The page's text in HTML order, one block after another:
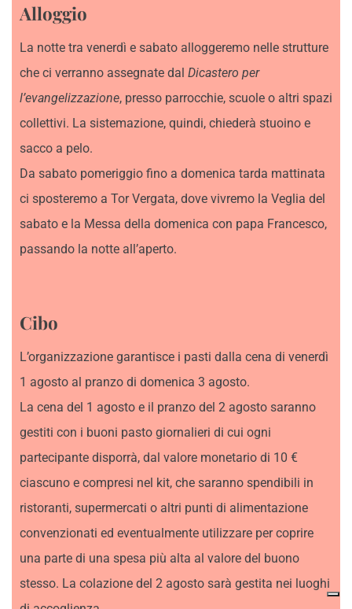
Alloggio
La notte tra venerdì e sabato alloggeremo nelle strutture
che ci verranno assegnate dal Dicastero per
l’evangelizzazione, presso parrocchie, scuole o altri spazi
collettivi. La sistemazione, quindi, chiederà stuoino e
sacco a pelo.
Da sabato pomeriggio fino a domenica tarda mattinata
ci sposteremo a Tor Vergata, dove vivremo la Veglia del
sabato e la Messa della domenica con papa Francesco,
passando la notte all’aperto.
Cibo
L’organizzazione garantisce i pasti dalla cena di venerdì
1 agosto al pranzo di domenica 3 agosto.
La cena del 1 agosto e il pranzo del 2 agosto saranno
gestiti con i buoni pasto giornalieri di cui ogni
partecipante disporrà, dal valore monetario di 10 €
ciascuno e compresi nel kit, che saranno spendibili in
ristoranti, supermercati o altri punti di alimentazione
convenzionati ed eventualmente utilizzare per coprire
una parte di una spesa più alta al valore del buono
stesso. La colazione del 2 agosto sarà gestita nei luoghi